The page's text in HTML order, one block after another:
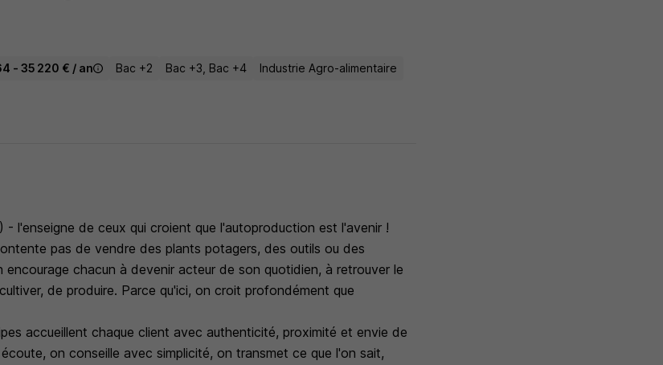
- 35 220 € / an Bac +2 Bac +3, Bac +4
Industrie Agro-alimentaire
- l'enseigne de ceux qui croient que l'autoproduction est l'avenir !
pas de vendre des plants potagers, des outils ou des
encourage chacun à devenir acteur de son quotidien, à retrouver le
de produire. Parce qu'ici, on croit profondément que
accueillent chaque client avec authenticité, proximité et envie de
on conseille avec simplicité, on transmet ce que l'on sait,